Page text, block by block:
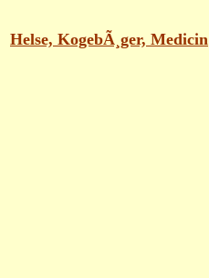
Helse, KogebÃ¸ger, Medicin